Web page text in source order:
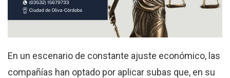
En un escenario de constante ajuste económico, las
compañías han optado por aplicar subas que, en su